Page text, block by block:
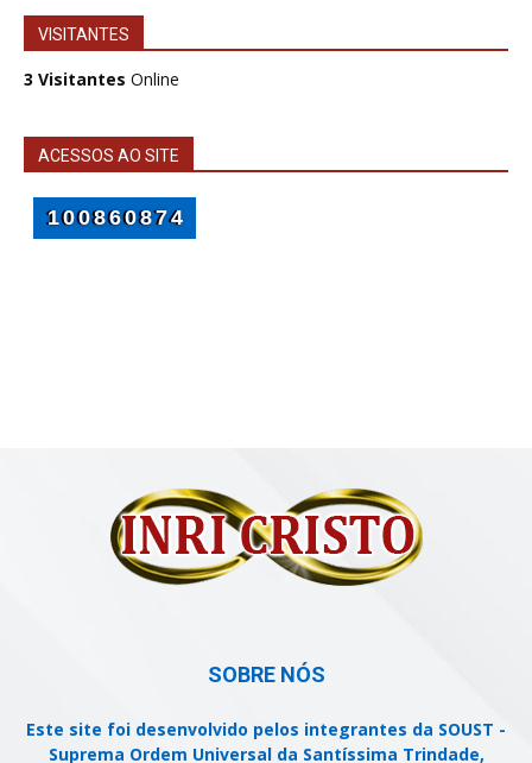
VISITANTES
3 Visitantes Online
ACESSOS AO SITE
SOBRE NÓS
Este site foi desenvolvido pelos integrantes da SOUST -
Suprema Ordem Universal da Santíssima Trindade,